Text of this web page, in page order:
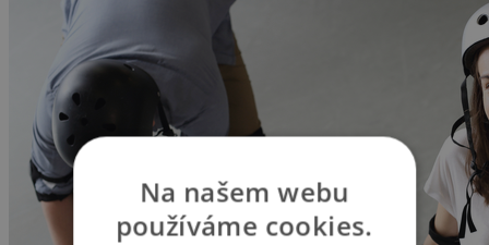
Na našem webu
používáme cookies.